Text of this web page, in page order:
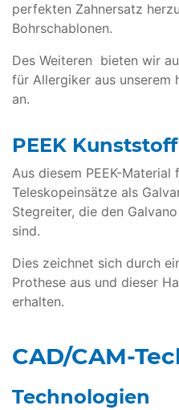
perfekten Zahnersatz
Bohrschablonen.
Des Weiteren bieten wir
für Allergiker aus unserem
an.
PEEK Kunststoff
Aus diesem PEEK-
Teleskopeinsätze als
Stegreiter, die den
sind.
Dies zeichnet sich durch
Prothese aus und dieser
erhalten.
CAD/CAM-
Technologien